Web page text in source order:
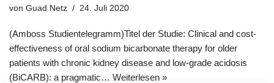
von Guad Netz 24. Juli 2020
(Amboss Studientelegramm)Titel der Studie: Clinical and cost-
effectiveness of oral sodium bicarbonate therapy for older
patients with chronic kidney disease and low-grade acidosis
(BiCARB): a pragmatic… Weiterlesen »